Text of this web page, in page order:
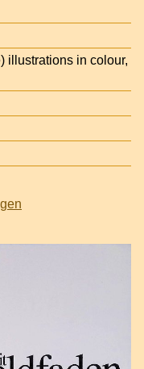
illustrations in colour,